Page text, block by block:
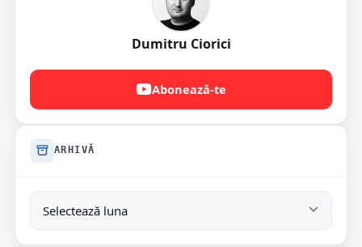
Dumitru Ciorici
Abonează-te
ARHIVĂ